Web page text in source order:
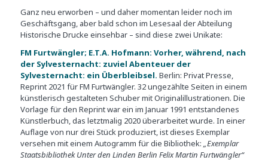
Ganz neu erworben – und daher momentan leider noch im
Geschäftsgang, aber bald schon im Lesesaal der Abteilung
Historische Drucke einsehbar – sind diese zwei Unikate:
FM Furtwängler; E.T.A. Hofmann: Vorher, während, nach
der Sylvesternacht: zuviel Abenteuer der
Sylvesternacht: ein Überbleibsel. Berlin: Privat Presse,
Reprint 2021 für FM Furtwängler. 32 ungezählte Seiten in einem
künstlerisch gestalteten Schuber mit Originalillustrationen. Die
Vorlage für den Reprint war ein im Januar 1991 entstandenes
Künstlerbuch, das letztmalig 2020 überarbeitet wurde. In einer
Auflage von nur drei Stück produziert, ist dieses Exemplar
versehen mit einem Autogramm für die Bibliothek: „Exemplar
Staatsbibliothek Unter den Linden Berlin Felix Martin Furtwängler“